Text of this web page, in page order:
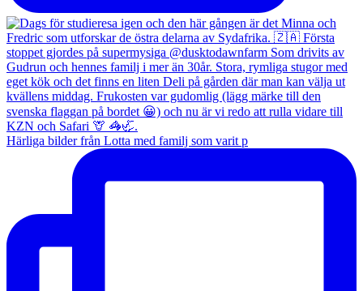
Härliga bilder från Lotta med familj som varit p